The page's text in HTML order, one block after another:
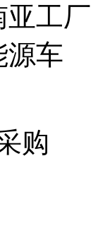
亚工厂
源车
购